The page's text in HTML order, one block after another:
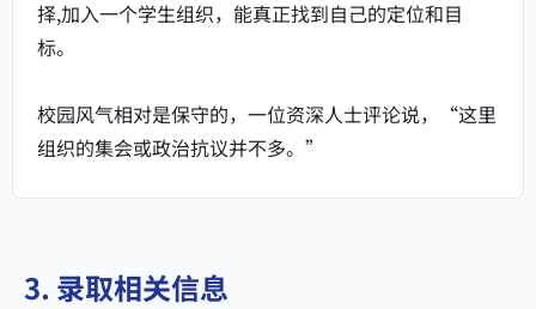
择,加入一个学生组织，能真正找到自己的定位和目
标。
校园风气相对是保守的，一位资深人士评论说，“这里
组织的集会或政治抗议并不多。”
3. 录取相关信息